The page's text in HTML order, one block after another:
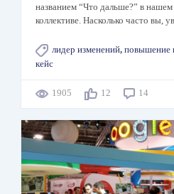
названием “Что дальше?” в нашем
коллективе. Насколько часто вы,
лидер изменений, повышение
кейс
1905 12 14